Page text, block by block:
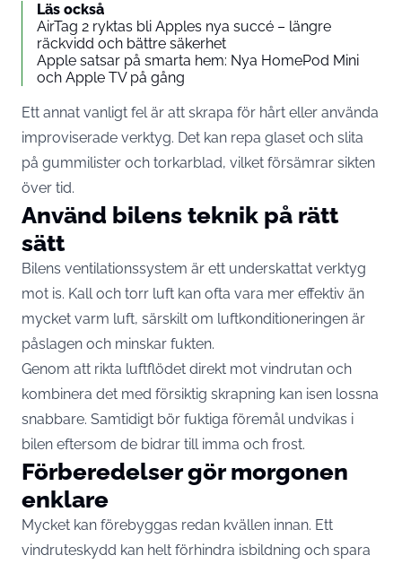
Läs också
AirTag 2 ryktas bli Apples nya succé – längre
räckvidd och bättre säkerhet
Apple satsar på smarta hem: Nya HomePod Mini
och Apple TV på gång
Ett annat vanligt fel är att skrapa för hårt eller använda
improviserade verktyg. Det kan repa glaset och slita
på gummilister och torkarblad, vilket försämrar sikten
över tid.
Använd bilens teknik på rätt
sätt
Bilens ventilationssystem är ett underskattat verktyg
mot is. Kall och torr luft kan ofta vara mer effektiv än
mycket varm luft, särskilt om luftkonditioneringen är
påslagen och minskar fukten.
Genom att rikta luftflödet direkt mot vindrutan och
kombinera det med försiktig skrapning kan isen lossna
snabbare. Samtidigt bör fuktiga föremål undvikas i
bilen eftersom de bidrar till imma och frost.
Förberedelser gör morgonen
enklare
Mycket kan förebyggas redan kvällen innan. Ett
vindruteskydd kan helt förhindra isbildning och spara